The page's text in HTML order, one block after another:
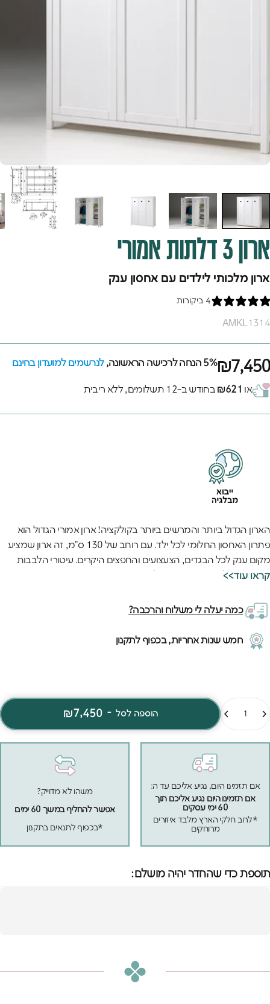
ארון3דלתותאמורי
ארון מלכותי לילדים עם אחסון ענק
4 ביקורות
AMKL1314
₪7,4505% הנחה לרכישה הראשונה, לנרשמים למועדון בחינם
או ₪621 בחודש ב-12 תשלומים, ללא ריבית
הארון הגדול ביותר והמרשים ביותר בקולקציה! ארון אמורי הגדול הוא
פתרון האחסון החלומי לכל ילד. עם רוחב של 130 ס"מ, זה ארון שמציע
מקום ענק לכל הבגדים, הצעצועים והחפצים היקרים. עיטורי הלבבות
והעיצוב הקלאסי הופכים אותו למרכז מרשים בחדר.
נותנים גמישות מקסימלית. זה הארון שיגדל עם הילד וישמור על היופי
והפונקציונליות שלו לאורך שנים רבות.
<<קראו עוד
כמה יעלה לי משלוח והרכבה?
חמש שנות אחריות, בכפוף לתקנון
הוספה לסל -
₪7,450
אם תזמינו היום, נגיע אליכם עד ה:
אם תזמינו היום נגיע אליכם תוך
60 ימי עסקים
*לרוב חלקי הארץ מלבד איזורים
מרוחקים
משהו לא מדוייק?
אפשר להחליף במשך 60 ימים
*בכפוף לתנאים בתקנון
תוספת כדי שהחדר יהיה מושלם: